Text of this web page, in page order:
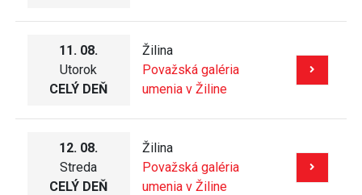
11. 08.
Utorok
CELÝ DEŇ
Žilina
Považská galéria
umenia v Žiline
12. 08.
Streda
CELÝ DEŇ
Žilina
Považská galéria
umenia v Žiline